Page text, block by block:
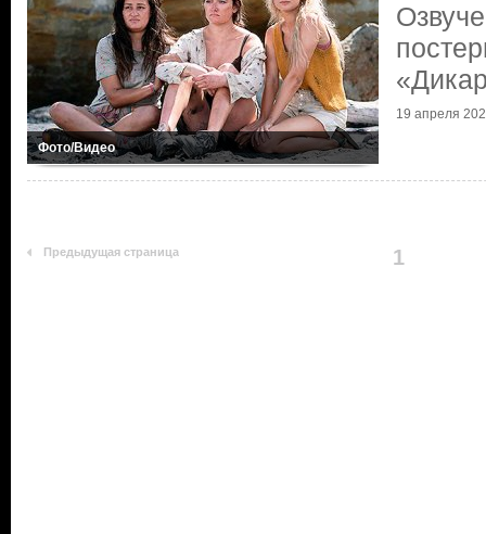
Фото/Видео
19 апреля
Предыдущая страница 1